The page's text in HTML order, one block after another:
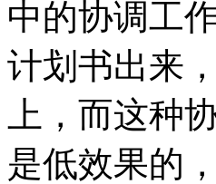
中的协调工
计划书出来
上，而这种
是低效果的